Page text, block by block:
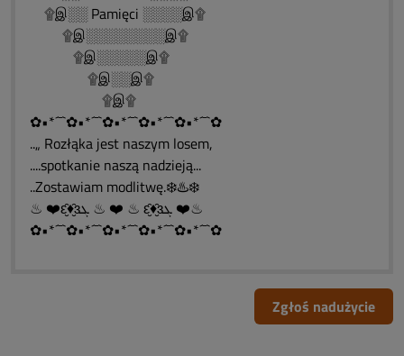
۩இ░░ Pamięci ░░░░இ۩
۩இ░░░░░░░░இ۩
۩இ░░░░░இ۩
۩இ░░இ۩
۩இ۩
✿•*´¯`✿•*´¯`✿•*´¯`✿•*´¯`✿•*´¯`✿
..„ Rozłąka jest naszym losem,
....spotkanie naszą nadzieją...
..Zostawiam modlitwę.❄️♨️❄️
♨ ❤️ԑ̮̑♦̮̑ɜܓ ♨ ❤️ ♨ ԑ̮̑♦̮̑ɜܓ ❤️♨
✿•*´¯`✿•*´¯`✿•*´¯`✿•*´¯`✿•*´¯`✿
Zgłoś nadużycie